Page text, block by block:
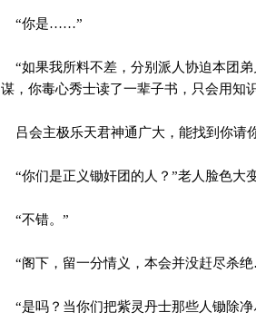
“你是……”
“如果我所料不差，分别派人协迫本团
谋，你毒心秀士读了一辈子书，只会用知
吕会主极乐天君神通广大，能找到你请
“你们是正义锄奸团的人？”老人脸色大变
“不错。”
“阁下，留一分情义，本会并没赶尽杀
“是吗？当你们把紫灵丹士那些人锄除